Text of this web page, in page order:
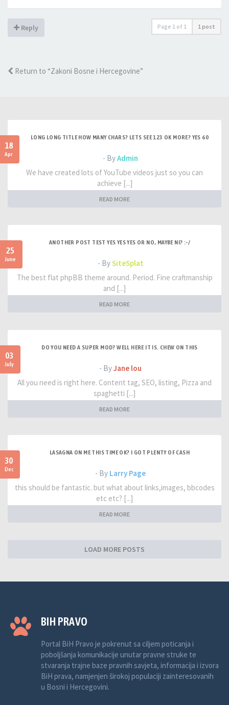
Reply Page 1 of 1 1 post
Return to “Zakoni Bosne i Hercegovine”
18
Apr
LONG LONG TITLE HOW MANY CHARS? LETS SEE 123 OK MORE? YES 60
- ByAdmin
We have created lots of YouTube videos just so you can
achieve [...]
READ MORE
25
June
ANOTHER POST TEST YES YES YES OR NO, MAYBE NI? :-/
- BySiteSplat
The best flat phpBB theme around. Period. Fine craftmanship
and [...]
READ MORE
03
July
DO YOU NEED A SUPER MOD? WELL HERE IT IS. CHEW ON THIS
- ByJane lou
All you need is right here. Content tag, SEO, listing, Pizza and
spaghetti [...]
READ MORE
30
Dec
LASAGNA ON ME THIS TIME OK? I GOT PLENTY OF CASH
- By Larry Page
this should be fantastic. but what about links,images, bbcodes
etc etc? [...]
READ MORE
LOAD MORE POSTS
BIH PRAVO
Portal BiH Pravo je pokrenut sa ciljem poticanja i
poboljšanja komunikacije unutar pravne struke te
stvaranja trajne baze pravnih savjeta, informacija i izvora
BiH prava, namjenjen širokoj populaciji zainteresovanih
u Bosni i Hercegovini.